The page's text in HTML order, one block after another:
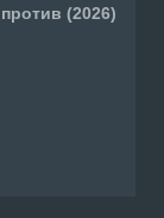
(2026)